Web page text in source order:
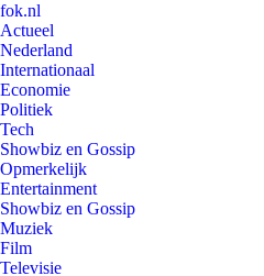
fok.nl
Actueel
Nederland
Internationaal
Economie
Politiek
Tech
Showbiz en Gossip
Opmerkelijk
Entertainment
Showbiz en Gossip
Muziek
Film
Televisie